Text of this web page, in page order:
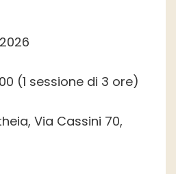
(1 sessione di 3 ore)
Via Cassini 70,